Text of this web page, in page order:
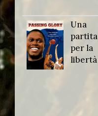
Una
partita
per la
libertà